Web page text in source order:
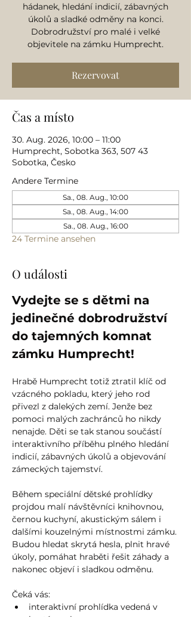
hádanek, hledání indicií, zábavných
úkolů a sladké odměny na konci.
Dobrodružství pro malé i velké
objevitele na zámku Humprecht.
Rezervovat
Čas a místo
30. Aug. 2026, 10:00 – 11:00
Humprecht, Sobotka 363, 507 43
Sobotka, Česko
Andere Termine
Sa., 08. Aug., 10:00
Sa., 08. Aug., 14:00
Sa., 08. Aug., 16:00
24 Termine ansehen
O události
Vydejte se s dětmi na
jedinečné dobrodružství
do tajemných komnat
zámku Humprecht!
Hrabě Humprecht totiž ztratil klíč od
vzácného pokladu, který jeho rod
přivezl z dalekých zemí. Jenže bez
pomoci malých zachránců ho nikdy
nenajde. Děti se tak stanou součástí
interaktivního příběhu plného hledání
indicií, zábavných úkolů a objevování
zámeckých tajemství.
Během speciální dětské prohlídky
projdou malí návštěvníci knihovnou,
černou kuchyní, akustickým sálem i
dalšími kouzelnými místnostmi zámku.
Budou hledat skrytá hesla, plnit hravé
úkoly, pomáhat hraběti řešit záhady a
nakonec objeví i sladkou odměnu.
Čeká vás:
interaktivní prohlídka vedená v